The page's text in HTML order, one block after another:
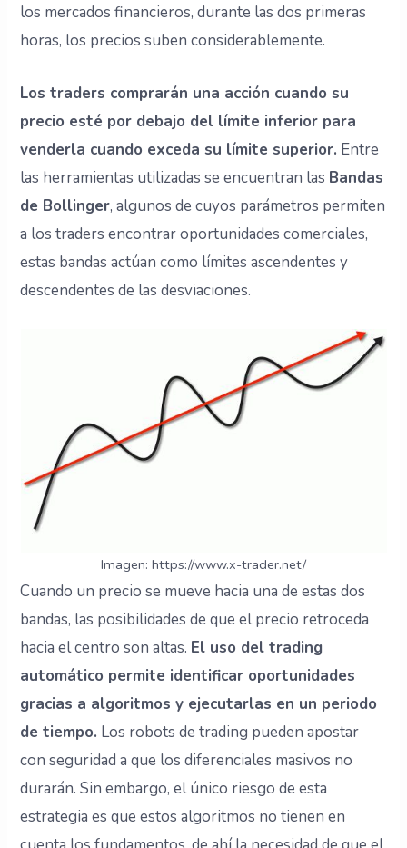
los mercados financieros, durante las dos primeras
horas, los precios suben considerablemente.
Los traders comprarán una acción cuando su
precio esté por debajo del límite inferior para
venderla cuando exceda su límite superior. Entre
las herramientas utilizadas se encuentran las Bandas
de Bollinger, algunos de cuyos parámetros permiten
a los traders encontrar oportunidades comerciales,
estas bandas actúan como límites ascendentes y
descendentes de las desviaciones.
Imagen: https://www.x-trader.net/
Cuando un precio se mueve hacia una de estas dos
bandas, las posibilidades de que el precio retroceda
hacia el centro son altas. El uso del trading
automático permite identificar oportunidades
gracias a algoritmos y ejecutarlas en un periodo
de tiempo. Los robots de trading pueden apostar
con seguridad a que los diferenciales masivos no
durarán. Sin embargo, el único riesgo de esta
estrategia es que estos algoritmos no tienen en